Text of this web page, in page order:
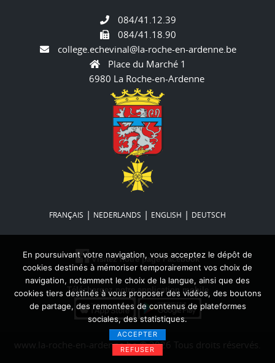
En poursuivant votre navigation, vous acceptez le dépôt de
cookies destinés à mémoriser temporairement vos choix de
navigation, notamment le choix de la langue, ainsi que des
cookies tiers destinés à vous proposer des vidéos, des boutons
de partage, des remontées de contenus de plateformes
sociales, des statistiques.
ACCEPTER
REFUSER
084/41.12.39
084/41.18.90
college.echevinal@la-roche-en-ardenne.be
Place du Marché 1
6980 La Roche-en-Ardenne
FRANÇAIS | NEDERLANDS | ENGLISH | DEUTSCH
Visitez notre page Facebook
Téléchargez notre application mobile
www.la-roche-en-ardenne.be © 2026 Tous droits réservés.